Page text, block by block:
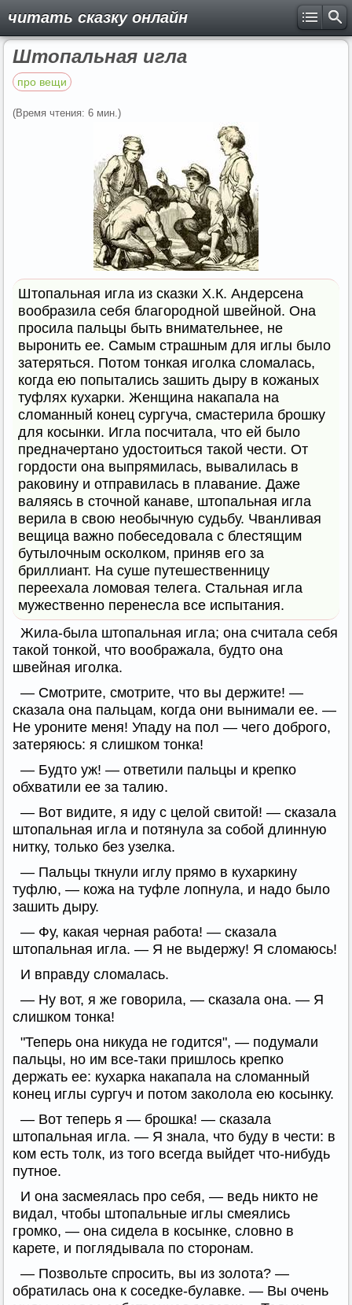
читать сказку онлайн
Штопальная игла
про вещи
(Время чтения: 6 мин.)
Штопальная игла из сказки Х.К. Андерсена
вообразила себя благородной швейной. Она
просила пальцы быть внимательнее, не
выронить ее. Самым страшным для иглы было
затеряться. Потом тонкая иголка сломалась,
когда ею попытались зашить дыру в кожаных
туфлях кухарки. Женщина накапала на
сломанный конец сургуча, смастерила брошку
для косынки. Игла посчитала, что ей было
предначертано удостоиться такой чести. От
гордости она выпрямилась, вывалилась в
раковину и отправилась в плавание. Даже
валяясь в сточной канаве, штопальная игла
верила в свою необычную судьбу. Чванливая
вещица важно побеседовала с блестящим
бутылочным осколком, приняв его за
бриллиант. На суше путешественницу
переехала ломовая телега. Стальная игла
мужественно перенесла все испытания.
Жила-была штопальная игла; она считала себя
такой тонкой, что воображала, будто она
швейная иголка.
— Смотрите, смотрите, что вы держите! —
сказала она пальцам, когда они вынимали ее. —
Не уроните меня! Упаду на пол — чего доброго,
затеряюсь: я слишком тонка!
— Будто уж! — ответили пальцы и крепко
обхватили ее за талию.
— Вот видите, я иду с целой свитой! — сказала
штопальная игла и потянула за собой длинную
нитку, только без узелка.
— Пальцы ткнули иглу прямо в кухаркину
туфлю, — кожа на туфле лопнула, и надо было
зашить дыру.
— Фу, какая черная работа! — сказала
штопальная игла. — Я не выдержу! Я сломаюсь!
И вправду сломалась.
— Ну вот, я же говорила, — сказала она. — Я
слишком тонка!
"Теперь она никуда не годится", — подумали
пальцы, но им все-таки пришлось крепко
держать ее: кухарка накапала на сломанный
конец иглы сургуч и потом заколола ею косынку.
— Вот теперь я — брошка! — сказала
штопальная игла. — Я знала, что буду в чести: в
ком есть толк, из того всегда выйдет что-нибудь
путное.
И она засмеялась про себя, — ведь никто не
видал, чтобы штопальные иглы смеялись
громко, — она сидела в косынке, словно в
карете, и поглядывала по сторонам.
— Позвольте спросить, вы из золота? —
обратилась она к соседке-булавке. — Вы очень